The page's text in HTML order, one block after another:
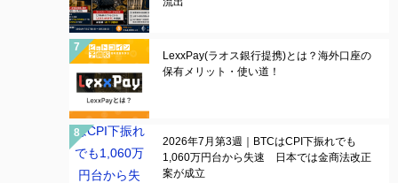
LexxPay(ラオス銀行提携)とは？海外口座の
保有メリット・使い道！
2026年7月第3週｜BTCはCPI下振れでも
1,060万円台から失速 日本では金商法改正
案が成立